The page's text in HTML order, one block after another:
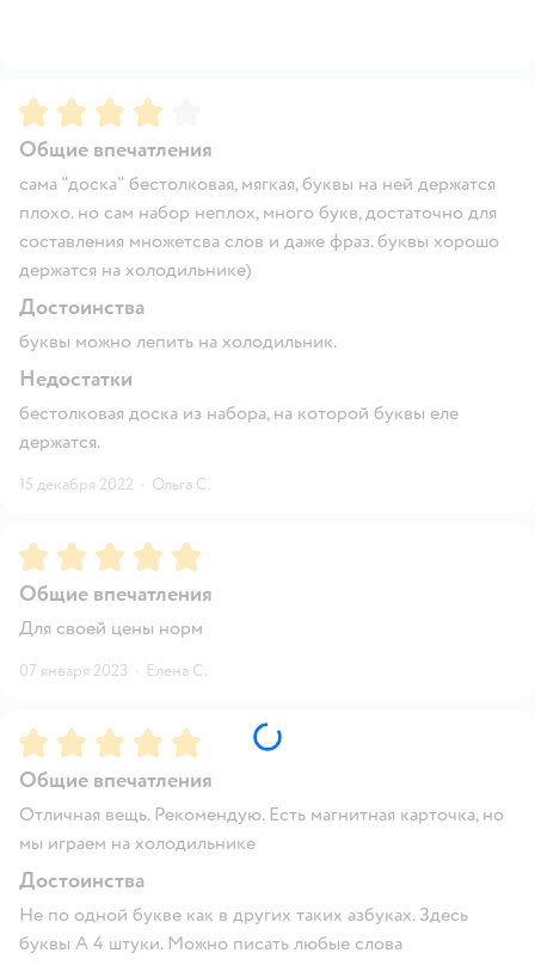
Рейтинг:4
Общие впечатления
сама "доска" бестолковая, мягкая, буквы на ней держатся
плохо. но сам набор неплох, много букв, достаточно для
составления множетсва слов и даже фраз. буквы хорошо
держатся на холодильнике)
Достоинства
буквы можно лепить на холодильник.
Недостатки
бестолковая доска из набора, на которой буквы еле
держатся.
15 декабря 2022 · Ольга С.
Рейтинг:5
Общие впечатления
Для своей цены норм
07 января 2023 · Елена С.
Рейтинг:5
Общие впечатления
Отличная вещь. Рекомендую. Есть магнитная карточка, но
мы играем на холодильнике
Достоинства
Не по одной букве как в других таких азбуках. Здесь
буквы А 4 штуки. Можно писать любые слова